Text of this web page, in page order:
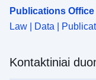
Publications
Law | Data |
Kontaktiniai